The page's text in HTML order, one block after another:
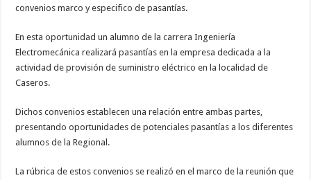
convenios marco y especifico de pasantías.
En esta oportunidad un alumno de la carrera Ingeniería
Electromecánica realizará pasantías en la empresa dedicada a la
actividad de provisión de suministro eléctrico en la localidad de
Caseros.
Dichos convenios establecen una relación entre ambas partes,
presentando oportunidades de potenciales pasantías a los diferentes
alumnos de la Regional.
La rúbrica de estos convenios se realizó en el marco de la reunión que